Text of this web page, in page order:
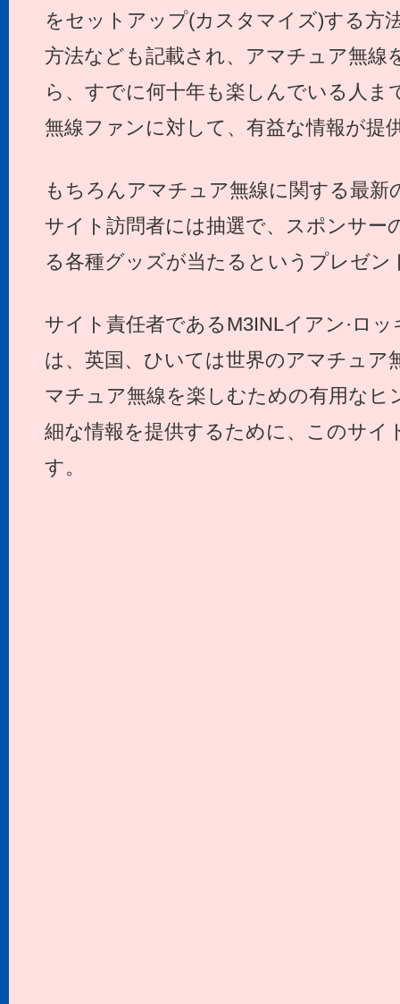
をセットアップ(カスタマイズ)する方
方法なども記載され、アマチュア無線
ら、すでに何十年も楽しんでいる人
無線ファンに対して、有益な情報が提
もちろんアマチュア無線に関する最新
サイト訪問者には抽選で、スポンサー
る各種グッズが当たるというプレゼン
サイト責任者であるM3INLイアン·ロ
は、英国、ひいては世界のアマチュア
マチュア無線を楽しむための有用なヒ
細な情報を提供するために、このサイ
す。